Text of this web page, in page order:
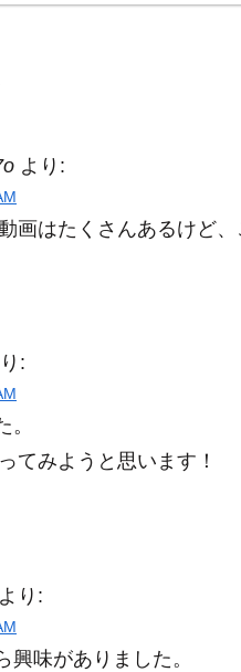
より:
画はたくさんあるけど、
:
てみようと思います！
より:
興味がありました。